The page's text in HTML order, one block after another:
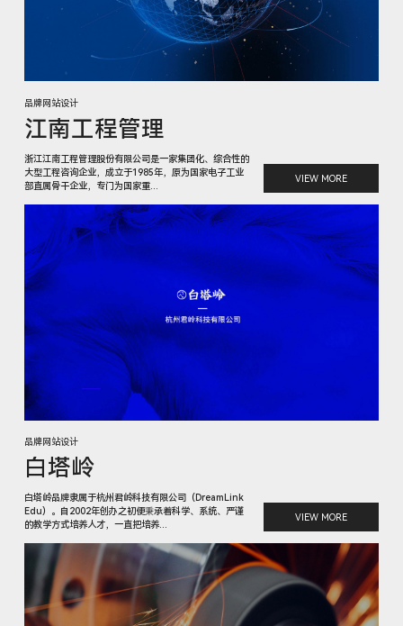
品牌网站设计
江南工程管理
浙江江南工程管理股份有限公司是一家集团化、综合性的
大型工程咨询企业，成立于1985年，原为国家电子工业
部直属骨干企业，专门为国家重...
VIEW MORE
品牌网站设计
白塔岭
白塔岭品牌隶属于杭州君岭科技有限公司（DreamLink
Edu）。自2002年创办之初便秉承着科学、系统、严谨
的教学方式培养人才，一直把培养...
VIEW MORE